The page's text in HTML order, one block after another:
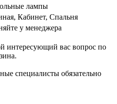
лампы
Кабинет, Спальня
у менеджера
интересующий вас вопрос по
специалисты обязательно